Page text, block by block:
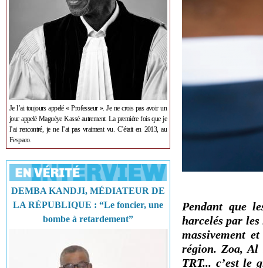
Je l’ai toujours appelé « Professeur ». Je ne crois pas avoir un
jour appelé Maguèye Kassé autrement. La première fois que je
l’ai rencontré, je ne l’ai pas vraiment vu. C’était en 2013, au
Fespaco.
DEMBA KANDJI, MÉDIATEUR DE
LA RÉPUBLIQUE : “Le foncier, une
bombe à retardement”
Pendant que
harcelés par
massivement
région. Zoa, Al
TRT... c’est le